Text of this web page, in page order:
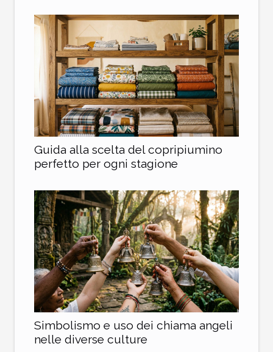
Guida alla scelta del copripiumino
perfetto per ogni stagione
Simbolismo e uso dei chiama angeli
nelle diverse culture